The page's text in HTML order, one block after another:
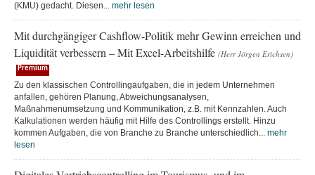
(KMU) gedacht. Diesen... mehr lesen
Mit durchgängiger Cashflow-Politik mehr Gewinn erreichen und
Liquidität verbessern – Mit Excel-Arbeitshilfe (Herr Jörgen Erichsen)
Premium
Zu den klassischen Controllingaufgaben, die in jedem Unternehmen
anfallen, gehören Planung, Abweichungsanalysen,
Maßnahmenumsetzung und Kommunikation, z.B. mit Kennzahlen. Auch
Kalkulationen werden häufig mit Hilfe des Controllings erstellt. Hinzu
kommen Aufgaben, die von Branche zu Branche unterschiedlich... mehr
lesen